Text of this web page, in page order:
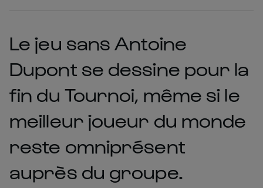
Le jeu sans Antoine
Dupont se dessine pour la
fin du Tournoi, même si le
meilleur joueur du monde
reste omniprésent
auprès du groupe.